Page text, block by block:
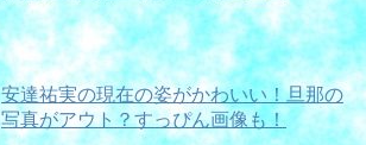
安達祐実の現在の姿がかわいい！旦那の
写真がアウト？すっぴん画像も！